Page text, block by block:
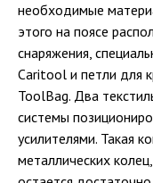
необходимые
этого на поясе
снаряжения,
Caritool и петли для
ToolBag. Два
системы
усилителями. Такая
металлических